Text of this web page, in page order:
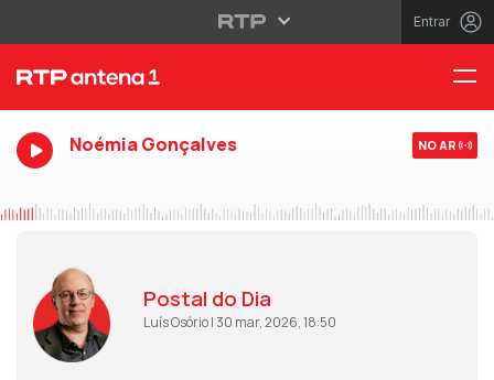
Entrar
Noémia Gonçalves NO AR
Postal do Dia
Luís Osório | 30 mar, 2026, 18:50